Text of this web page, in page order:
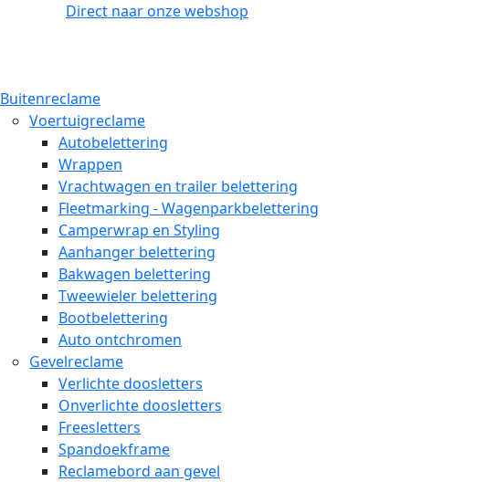
Direct naar onze webshop
Buitenreclame
Voertuigreclame
Autobelettering
Wrappen
Vrachtwagen en trailer belettering
Fleetmarking - Wagenparkbelettering
Camperwrap en Styling
Aanhanger belettering
Bakwagen belettering
Tweewieler belettering
Bootbelettering
Auto ontchromen
Gevelreclame
Verlichte doosletters
Onverlichte doosletters
Freesletters
Spandoekframe
Reclamebord aan gevel